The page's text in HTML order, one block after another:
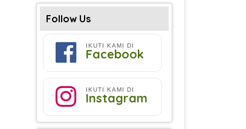
Follow Us
IKUTI KAMI DI
Facebook
IKUTI KAMI DI
Instagram